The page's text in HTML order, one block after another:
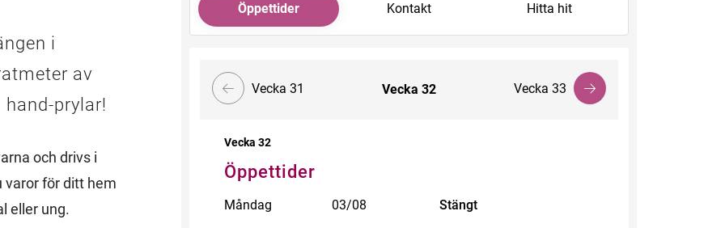
i
av
prylar!
och drivs i
varor för ditt hem
eller ung.
Öppettider Kontakt Hitta hit
Vecka 31 Vecka 32 Vecka 33
Vecka 32
Öppettider
Måndag 03/08 Stängt